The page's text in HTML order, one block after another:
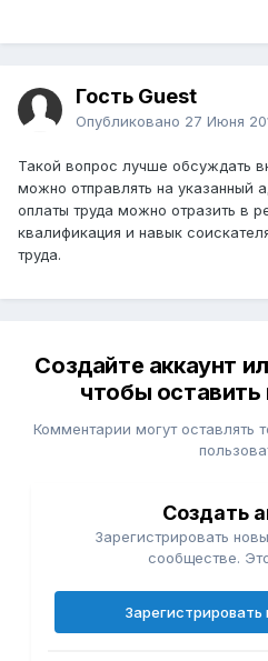
Гость Guest
Опубликовано 27 Июня
Такой вопрос лучше обсуждать
можно отправлять на
оплаты труда можно отразить в
квалификация и навык
труда.
Создайте аккаунт
чтобы
Комментарии могут оставлять
Создать
Зарегистрировать
сообществе.
Зарегистрировать